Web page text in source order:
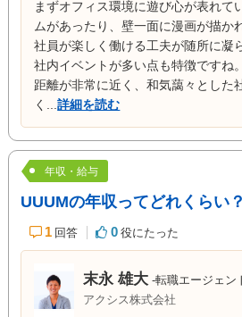
まずオフィス環境に遊び心が表れて
ムがあったり、壁一面に漫画が描か
社員が楽しく働ける工夫が随所に凝
社内イベントが多い点も特徴ですね
距離が非常に近く、和気藹々とした
く...詳細を読む
年収・給与
UUUMの年収ってどれくらい？
1 回答 0 役にたった
末永 雄大 -転職エージェン
アクシス株式会社